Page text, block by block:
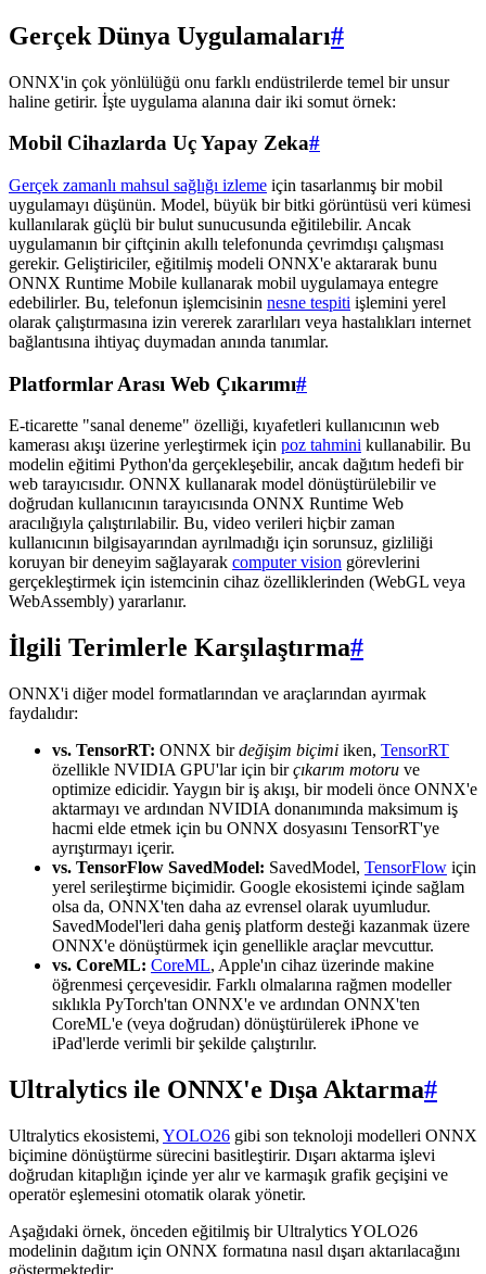
Gerçek Dünya Uygulamaları#
ONNX'in çok yönlülüğü onu farklı endüstrilerde temel bir unsur
haline getirir. İşte uygulama alanına dair iki somut örnek:
Mobil Cihazlarda Uç Yapay Zeka#
Gerçek zamanlı mahsul sağlığı izleme için tasarlanmış bir mobil
uygulamayı düşünün. Model, büyük bir bitki görüntüsü veri kümesi
kullanılarak güçlü bir bulut sunucusunda eğitilebilir. Ancak
uygulamanın bir çiftçinin akıllı telefonunda çevrimdışı çalışması
gerekir. Geliştiriciler, eğitilmiş modeli ONNX'e aktararak bunu
ONNX Runtime Mobile kullanarak mobil uygulamaya entegre
edebilirler. Bu, telefonun işlemcisinin nesne tespiti işlemini yerel
olarak çalıştırmasına izin vererek zararlıları veya hastalıkları internet
bağlantısına ihtiyaç duymadan anında tanımlar.
Platformlar Arası Web Çıkarımı#
E-ticarette "sanal deneme" özelliği, kıyafetleri kullanıcının web
kamerası akışı üzerine yerleştirmek için poz tahmini kullanabilir. Bu
modelin eğitimi Python'da gerçekleşebilir, ancak dağıtım hedefi bir
web tarayıcısıdır. ONNX kullanarak model dönüştürülebilir ve
doğrudan kullanıcının tarayıcısında ONNX Runtime Web
aracılığıyla çalıştırılabilir. Bu, video verileri hiçbir zaman
kullanıcının bilgisayarından ayrılmadığı için sorunsuz, gizliliği
koruyan bir deneyim sağlayarak computer vision görevlerini
gerçekleştirmek için istemcinin cihaz özelliklerinden (WebGL veya
WebAssembly) yararlanır.
İlgili Terimlerle Karşılaştırma#
ONNX'i diğer model formatlarından ve araçlarından ayırmak
faydalıdır:
vs. TensorRT: ONNX birdeğişim biçimi iken, TensorRT
özellikle NVIDIA GPU'lar için birçıkarım motoru ve
optimize edicidir. Yaygın bir iş akışı, bir modeli önce ONNX'e
aktarmayı ve ardından NVIDIA donanımında maksimum iş
hacmi elde etmek için bu ONNX dosyasını TensorRT'ye
ayrıştırmayı içerir.
vs. TensorFlow SavedModel: SavedModel, TensorFlow için
yerel serileştirme biçimidir. Google ekosistemi içinde sağlam
olsa da, ONNX'ten daha az evrensel olarak uyumludur.
SavedModel'leri daha geniş platform desteği kazanmak üzere
ONNX'e dönüştürmek için genellikle araçlar mevcuttur.
vs. CoreML: CoreML, Apple'ın cihaz üzerinde makine
öğrenmesi çerçevesidir. Farklı olmalarına rağmen modeller
sıklıkla PyTorch'tan ONNX'e ve ardından ONNX'ten
CoreML'e (veya doğrudan) dönüştürülerek iPhone ve
iPad'lerde verimli bir şekilde çalıştırılır.
Ultralytics ile ONNX'e Dışa Aktarma#
Ultralytics ekosistemi, YOLO26 gibi son teknoloji modelleri ONNX
biçimine dönüştürme sürecini basitleştirir. Dışarı aktarma işlevi
doğrudan kitaplığın içinde yer alır ve karmaşık grafik geçişini ve
operatör eşlemesini otomatik olarak yönetir.
Aşağıdaki örnek, önceden eğitilmiş bir Ultralytics YOLO26
modelinin dağıtım için ONNX formatına nasıl dışarı aktarılacağını
göstermektedir: